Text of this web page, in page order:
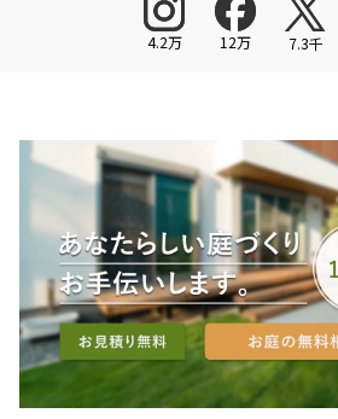
4.2万 12万 7.3千